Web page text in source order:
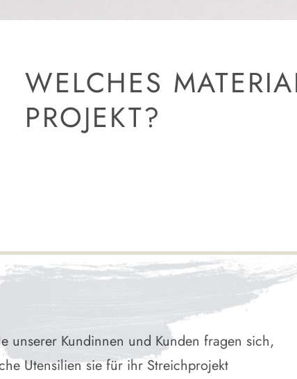
WELCHES
PROJEKT?
unserer Kundinnen und Kunden fragen sich,
Utensilien sie für ihr Streichprojekt